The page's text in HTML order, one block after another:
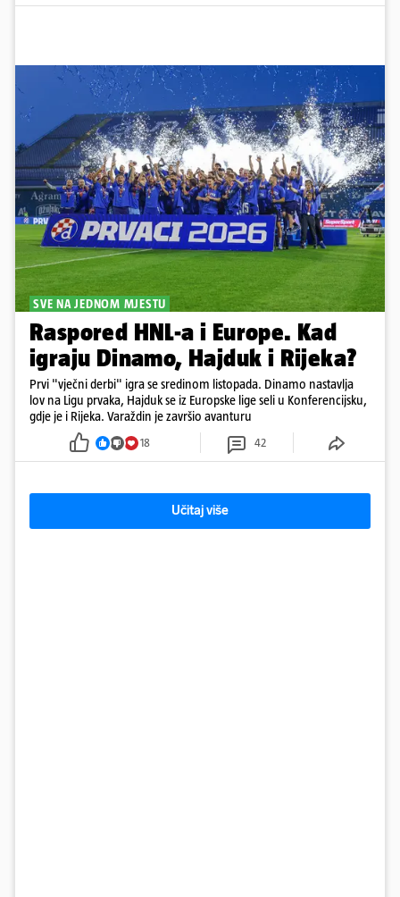
SVE NA JEDNOM MJESTU
Raspored HNL-a i Europe. Kad
igraju Dinamo, Hajduk i Rijeka?
Prvi "vječni derbi" igra se sredinom listopada. Dinamo nastavlja
lov na Ligu prvaka, Hajduk se iz Europske lige seli u Konferencijsku,
gdje je i Rijeka. Varaždin je završio avanturu
18 42
Učitaj više